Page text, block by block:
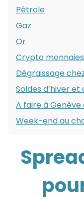
Pétrole
Gaz
Or
Crypto monnaies
Dégraissage
Soldes d’hiver et
A faire à
Week-end au